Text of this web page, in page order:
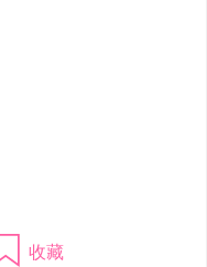
收藏